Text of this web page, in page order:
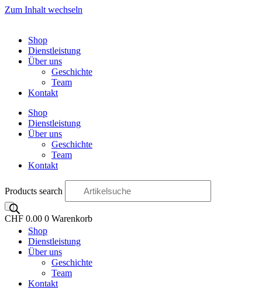
Zum Inhalt wechseln
Shop
Dienstleistung
Über uns
Geschichte
Team
Kontakt
Shop
Dienstleistung
Über uns
Geschichte
Team
Kontakt
Products search
CHF 0.00 0 Warenkorb
OO
Shop
Dienstleistung
Über uns
Geschichte
Team
Kontakt